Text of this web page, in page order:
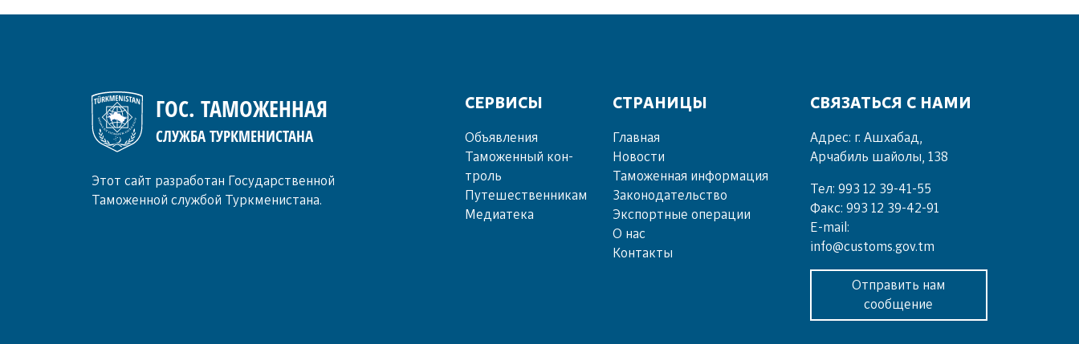
ГОС. ТАМОЖЕННАЯ
СЛУЖБА ТУРКМЕНИСТАНА
Этот сайт разработан Государственной
Таможенной службой Туркменистана.
СЕРВИСЫ
Объ­яв­ле­ния
Та­мо­жен­ный кон­
троль
Пу­те­шест­вен­ни­кам
Ме­диа­те­ка
СТРАНИЦЫ
Главная
Новости
Таможенная информация
Законодательство
Экспортные операции
О нас
Контакты
СВЯЗАТЬСЯ С НАМИ
Адрес: г. Ашхабад,
Арчабиль шайолы, 138
Тел: 993 12 39-41-55
Факс: 993 12 39-42-91
E-mail:
info@customs.gov.tm
Отправить нам
сообщение